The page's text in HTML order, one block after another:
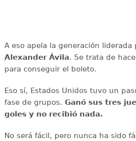
A eso apela la generación liderada
Alexander Ávila. Se trata de
para conseguir el boleto.
Eso sí, Estados Unidos tuvo un
fase de grupos. Ganó sus tres
goles y no recibió nada.
No será fácil, pero nunca ha sido